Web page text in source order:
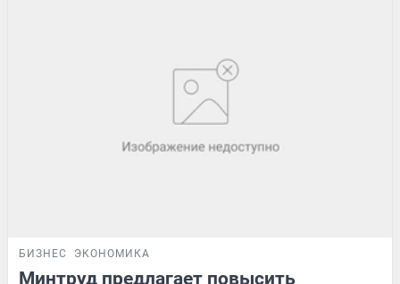
БИЗНЕС ЭКОНОМИКА
Минтруд предлагает повысить